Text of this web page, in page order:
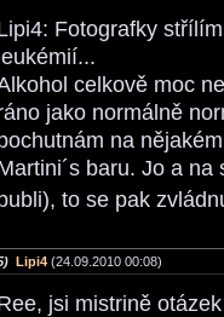
Fotografky
celkově moc
jako normálně
na
baru. Jo a
to se pak
Lipi4 (24.09.2010 00:08)
jsi mistrině